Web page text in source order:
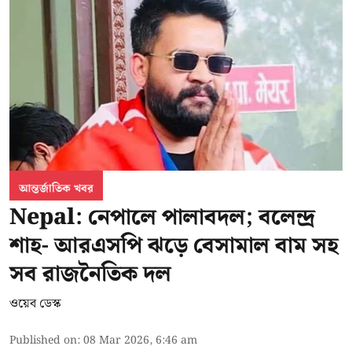
আন্তর্জাতিক খবর
Nepal: নেপালে পালাবদল; বলেন্দ্র
শাহ- আরএসপি ঝড়ে বেসামাল বাম সহ
সব রাজনৈতিক দল
ওয়েব ডেস্ক
Published on:08 Mar 2026, 6:46 am